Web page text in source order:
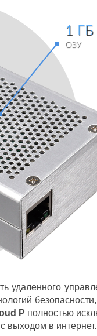
1 ГБ
ОЗУ
удаленного
P полностью
выходом в интернет.